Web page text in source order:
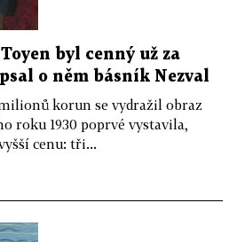
byl cenný už za
o něm básník Nezval
korun se vydražil obraz
roku 1930 poprvé vystavila,
cenu: tři...